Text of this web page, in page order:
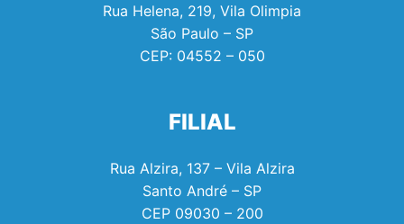
Rua Helena, 219, Vila Olimpia
São Paulo – SP
CEP: 04552 – 050
FILIAL
Rua Alzira, 137 – Vila Alzira
Santo André – SP
CEP 09030 – 200